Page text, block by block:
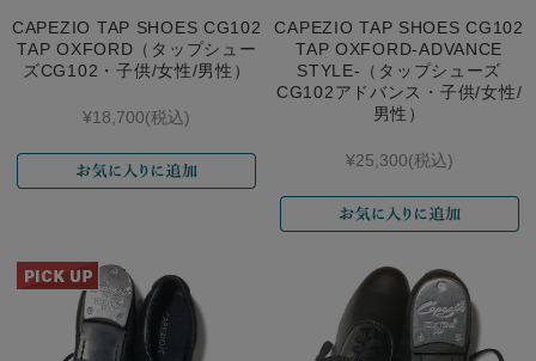
CAPEZIO TAP SHOES CG102
TAP OXFORD（タップシュー
ズCG102・子供/女性/男性）
¥18,700(税込)
CAPEZIO TAP SHOES CG102
TAP OXFORD-ADVANCE
STYLE-（タップシューズ
CG102アドバンス・子供/女性/
男性）
¥25,300(税込)